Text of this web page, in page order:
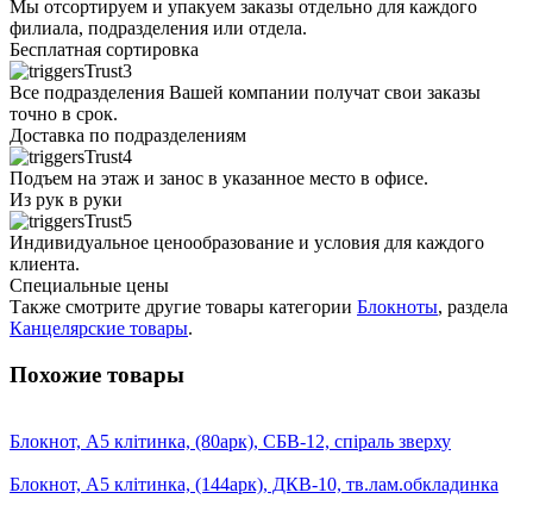
Мы отсортируем и упакуем заказы отдельно для каждого
филиала, подразделения или отдела.
Бесплатная сортировка
Все подразделения Вашей компании получат свои заказы
точно в срок.
Доставка по подразделениям
Подъем на этаж и занос в указанное место в офисе.
Из рук в руки
Индивидуальное ценообразование и условия для каждого
клиента.
Специальные цены
Также смотрите другие товары категории Блокноты, раздела
Канцелярские товары.
Похожие товары
Блокнот, А5 клітинка, (80арк), СБВ-12, спіраль зверху
Блокнот, А5 клітинка, (144арк), ДКВ-10, тв.лам.обкладинка